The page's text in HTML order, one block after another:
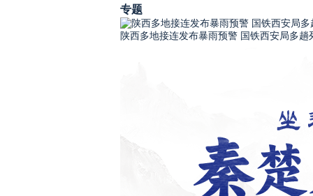
专题
陕西多地接连发布暴雨预警 国铁西安局多趟